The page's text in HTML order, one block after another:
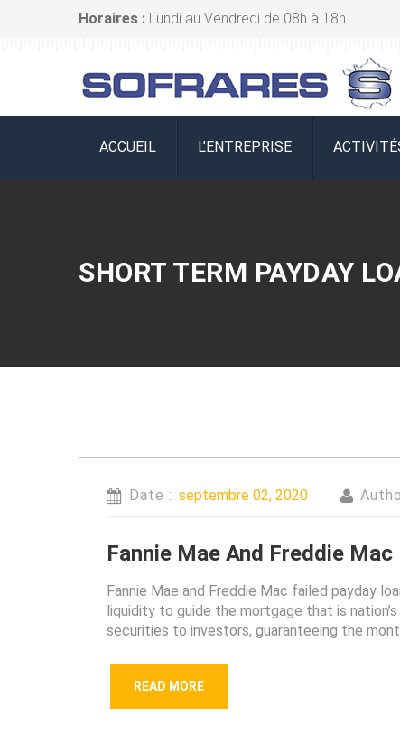
Horaires : Lundi au Vendredi de 08h à 18h
ACCUEIL L’ENTREPRISE
SHORT TERM PAYDAY
Date : septembre 02, 2020
Fannie Mae And Freddie
Fannie Mae and Freddie Mac failed payday
liquidity to guide the mortgage that is
securities to investors, guaranteeing the
READ MORE